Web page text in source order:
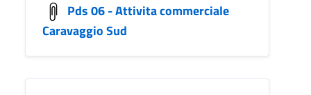
Pds 06 - Attivita commerciale
Caravaggio Sud